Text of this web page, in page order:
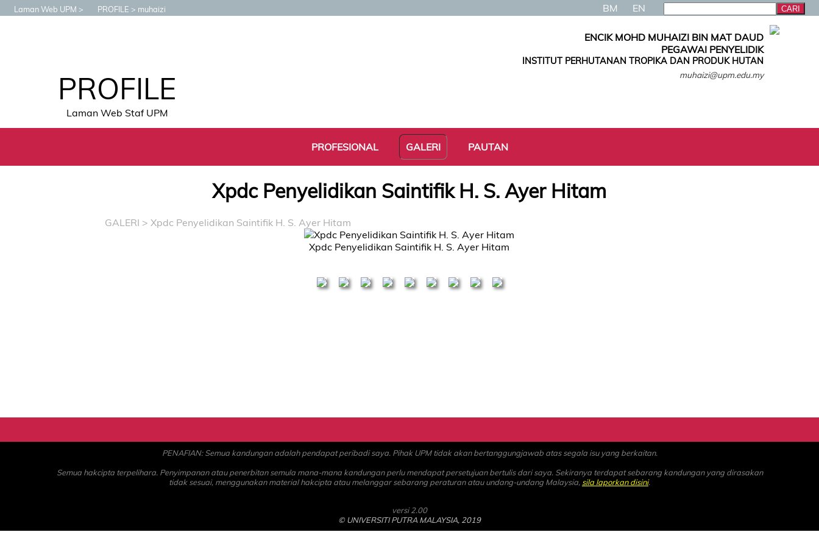
Laman Web UPM PROFILE muhaizi BM EN
PROFILE
Laman Web Staf UPM
ENCIK MOHD MUHAIZI BIN MAT DAUD
PEGAWAI PENYELIDIK
INSTITUT PERHUTANAN TROPIKA DAN PRODUK HUTAN
muhaizi@upm.edu.my
PROFESIONAL GALERI PAUTAN
Xpdc Penyelidikan Saintifik H. S. Ayer Hitam
GALERI > Xpdc Penyelidikan Saintifik H. S. Ayer Hitam
Xpdc Penyelidikan Saintifik H. S. Ayer Hitam
PENAFIAN: Semua kandungan adalah pendapat peribadi saya. Pihak UPM tidak akan bertanggungjawab atas segala isu yang berkaitan.
Semua hakcipta terpelihara. Penyimpanan atau penerbitan semula mana-mana kandungan perlu mendapat persetujuan bertulis dari saya. Sekiranya terdapat sebarang kandungan yang dirasakan
tidak sesuai, menggunakan material hakcipta atau melanggar sebarang peraturan atau undang-undang Malaysia, sila laporkan disini.
versi 2.00
© UNIVERSITI PUTRA MALAYSIA, 2019